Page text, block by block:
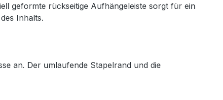
geformte rückseitige Aufhängeleiste sorgt für ein
Inhalts.
an. Der umlaufende Stapelrand und die